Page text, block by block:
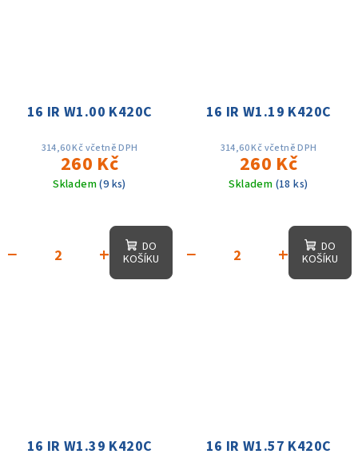
16 IR W1.00 K420C
314,60 Kč včetně DPH
260 Kč
Skladem(9 ks)
+
−
DO
KOŠÍKU
16 IR W1.19 K420C
314,60 Kč včetně DPH
260 Kč
Skladem (18 ks)
+
−
DO
KOŠÍKU
16 IR W1.39 K420C 16 IR W1.57 K420C